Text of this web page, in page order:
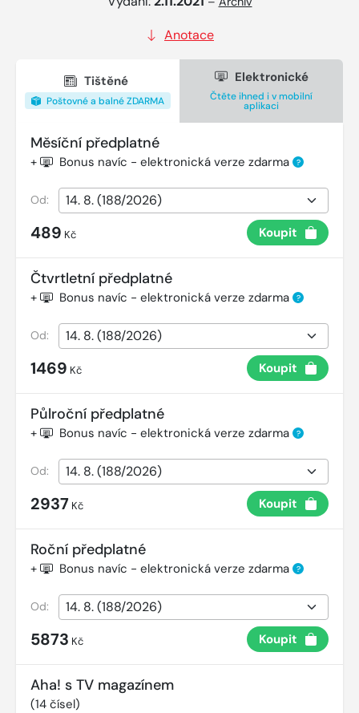
Anotace
Tištěné
Poštovné a balné ZDARMA
Elektronické
Čtěte ihned i v mobilní
aplikaci
Měsíční předplatné
+ Bonus navíc - elektronická verze zdarma ?
Od:
489 Kč Koupit
Čtvrtletní předplatné
+ Bonus navíc - elektronická verze zdarma ?
Od:
1469 Kč Koupit
Půlroční předplatné
+ Bonus navíc - elektronická verze zdarma ?
Od:
2937 Kč Koupit
Roční předplatné
+ Bonus navíc - elektronická verze zdarma ?
Od:
5873 Kč Koupit
Aha! s TV magazínem
(14 čísel)